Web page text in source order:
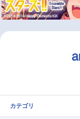
カテゴリ